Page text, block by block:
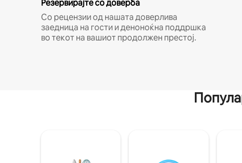
Резервирајте со доверба
Со рецензии од нашата доверлива
заедница на гости и деноноќна поддршка
во текот на вашиот продолжен престој.